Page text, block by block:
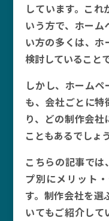
しています。こ
いう方で、ホーム
い方の多くは、ホ
検討していること
しかし、ホーム
も、会社ごとに特
り、どの制作会
こともあるでしょう
こちらの記事では
プ別にメリット
す。制作会社を選
いてもご紹介して